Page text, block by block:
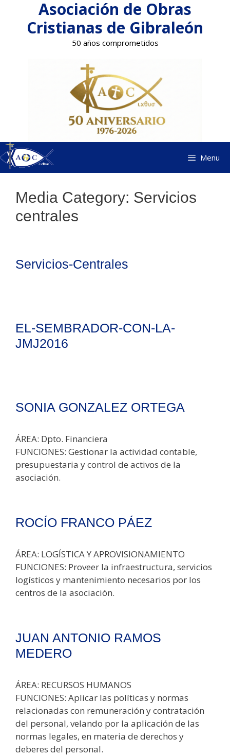
contenido
Asociación de Obras
Cristianas de Gibraleón
50 años comprometidos
Menu
Media Category: Servicios
centrales
Servicios-Centrales
EL-SEMBRADOR-CON-LA-
JMJ2016
SONIA GONZALEZ ORTEGA
ÁREA: Dpto. Financiera
FUNCIONES: Gestionar la actividad contable,
presupuestaria y control de activos de la
asociación.
ROCÍO FRANCO PÁEZ
ÁREA: LOGÍSTICA Y APROVISIONAMIENTO
FUNCIONES: Proveer la infraestructura, servicios
logísticos y mantenimiento necesarios por los
centros de la asociación.
JUAN ANTONIO RAMOS
MEDERO
ÁREA: RECURSOS HUMANOS
FUNCIONES: Aplicar las políticas y normas
relacionadas con remuneración y contratación
del personal, velando por la aplicación de las
normas legales, en materia de derechos y
deberes del personal.